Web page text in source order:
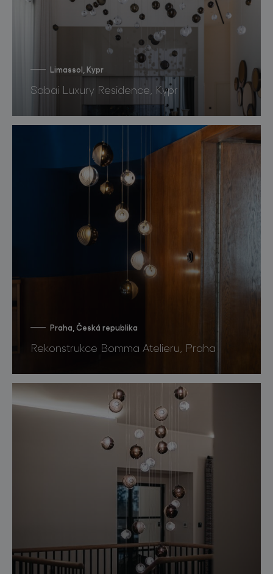
Limassol, Kypr
Sabai Luxury Residence, Kypr
Praha, Česká republika
Rekonstrukce Bomma Atelieru, Praha